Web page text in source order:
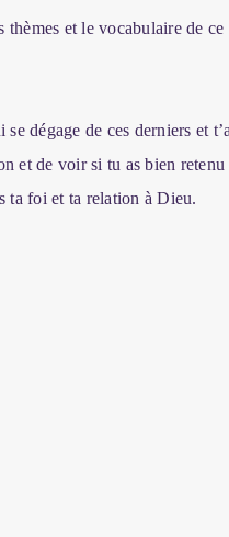
et le vocabulaire de ce
dégage de ces derniers et
et de voir si tu as bien retenu
ta foi et ta relation à Dieu.